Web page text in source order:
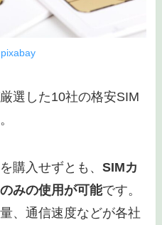
pixabay
選した10社の格安SIM
購入せずとも、SIMカ
みの使用が可能です。
、通信速度などが各社